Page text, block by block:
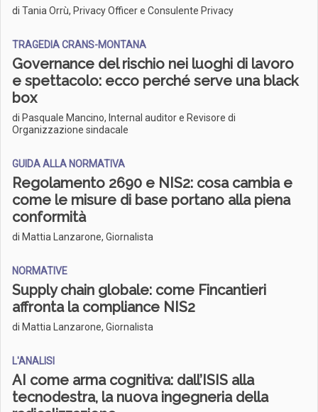
di Tania Orrù, Privacy Officer e Consulente Privacy
TRAGEDIA CRANS-MONTANA
Governance del rischio nei luoghi di lavoro
e spettacolo: ecco perché serve una black
box
di Pasquale Mancino, Internal auditor e Revisore di
Organizzazione sindacale
GUIDA ALLA NORMATIVA
Regolamento 2690 e NIS2: cosa cambia e
come le misure di base portano alla piena
conformità
di Mattia Lanzarone, Giornalista
NORMATIVE
Supply chain globale: come Fincantieri
affronta la compliance NIS2
di Mattia Lanzarone, Giornalista
L'ANALISI
AI come arma cognitiva: dall’ISIS alla
tecnodestra, la nuova ingegneria della